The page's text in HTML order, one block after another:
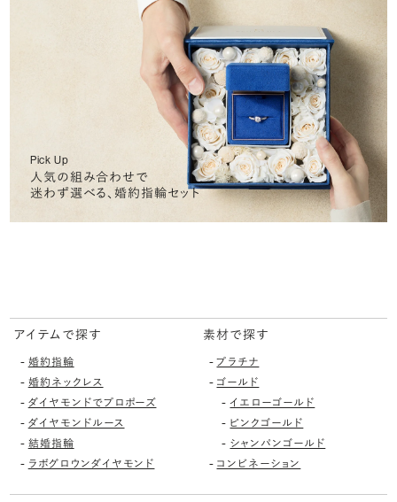
Pick Up
人気の組み合わせで
迷わず選べる、婚約指輪セット
アイテムで探す
- 婚約指輪
- 婚約ネックレス
- ダイヤモンドでプロポーズ
- ダイヤモンドルース
- 結婚指輪
- ラボグロウンダイヤモンド
素材で探す
-プラチナ
- ゴールド
-イエローゴールド
- ピンクゴールド
- シャンパンゴールド
- コンビネーション